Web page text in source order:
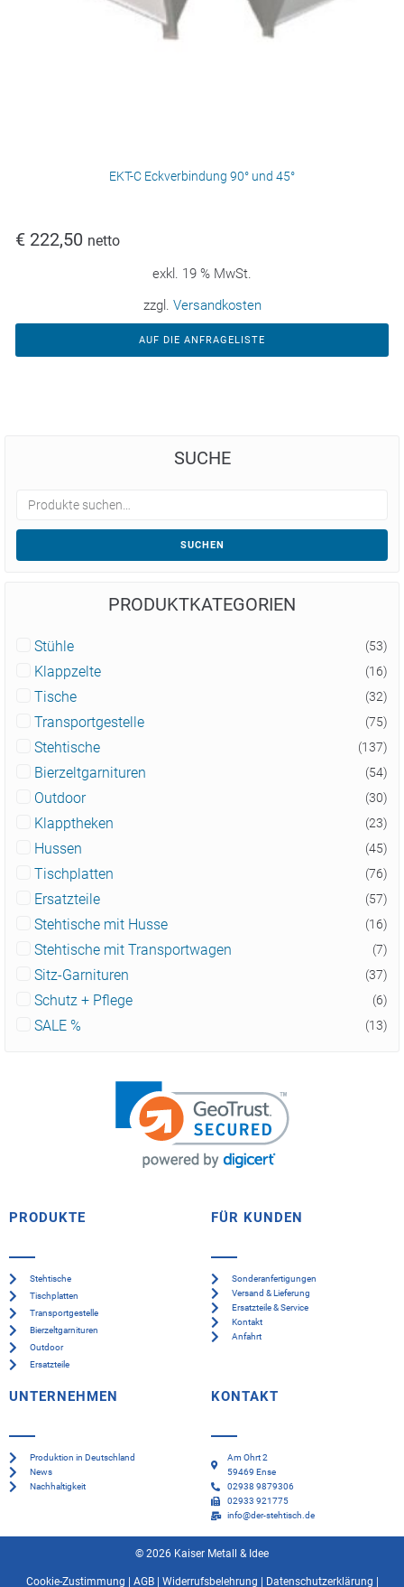
EKT-C Eckverbindung 90° und 45°
€ 222,50 netto
exkl. 19 % MwSt.
zzgl. Versandkosten
AUF DIE ANFRAGELISTE
SUCHE
SUCHEN
PRODUKTKATEGORIEN
Stühle (53)
Klappzelte (16)
Tische (32)
Transportgestelle (75)
Stehtische (137)
Bierzeltgarnituren (54)
Outdoor (30)
Klapptheken (23)
Hussen (45)
Tischplatten (76)
Ersatzteile (57)
Stehtische mit Husse (16)
Stehtische mit Transportwagen (7)
Sitz-Garnituren (37)
Schutz + Pflege (6)
SALE % (13)
PRODUKTE
Stehtische
Tischplatten
Transportgestelle
Bierzeltgarnituren
Outdoor
Ersatzteile
FÜR KUNDEN
Sonderanfertigungen
Versand & Lieferung
Ersatzteile & Service
Kontakt
Anfahrt
UNTERNEHMEN
Produktion in Deutschland
News
Nachhaltigkeit
KONTAKT
Am Ohrt 2
59469 Ense
02938 9879306
02933 921775
info@der-stehtisch.de
© 2026 Kaiser Metall & Idee
Cookie-Zustimmung AGB| Widerrufsbelehrung Datenschutzerklärung